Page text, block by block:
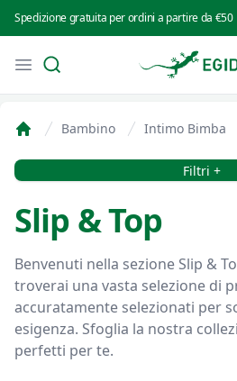
Spedizione gratuita per ordini a partire da €50
Open menu
Search
Bambino Intimo Bimba
Filtri Filtri +
Slip & Top
Benvenuti nella sezione Slip &
troverai una vasta selezione di
accuratamente selezionati per
esigenza. Sfoglia la nostra
perfetti per te.